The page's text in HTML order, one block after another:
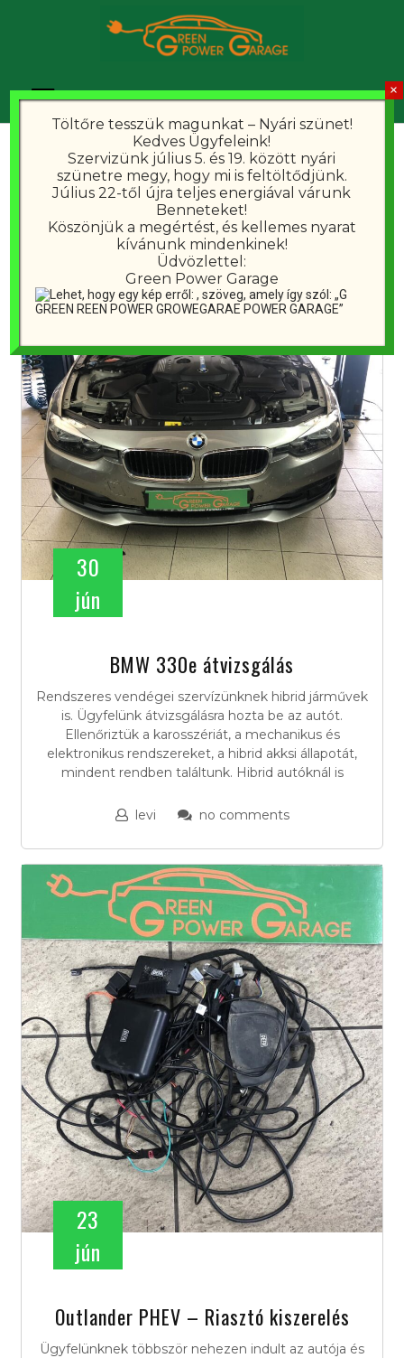
Hónap:2023. június
30
jún
BMW 330e átvizsgálás
Rendszeres vendégei szervízünknek hibrid járművek
is. Ügyfelünk átvizsgálásra hozta be az autót.
Ellenőriztük a karosszériát, a mechanikus és
elektronikus rendszereket, a hibrid akksi állapotát,
mindent rendben találtunk. Hibrid autóknál is
levi no comments
23
jún
Outlander PHEV – Riasztó kiszerelés
Ügyfelünknek többször nehezen indult az autója és
Töltőre tesszük magunkat – Nyári szünet!
Kedves Ügyfeleink!
Szervizünk július 5. és 19. között nyári
szünetre megy, hogy mi is feltöltődjünk.
Július 22-től újra teljes energiával várunk
Benneteket!
Köszönjük a megértést, és kellemes nyarat
kívánunk mindenkinek!
Üdvözlettel:
Green Power Garage